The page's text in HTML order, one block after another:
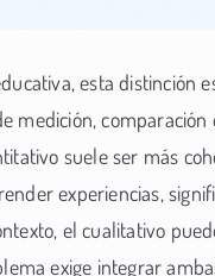
esta distinción
medición, comparación
suele ser más
experiencias,
el cualitativo
exige integrar